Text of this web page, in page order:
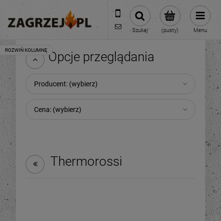
600 373 809
sklep@zagrzej.pl
(pusty)
Szukaj Menu
Opcje przeglądania
Producent: (wybierz)
Cena: (wybierz)
Thermorossi